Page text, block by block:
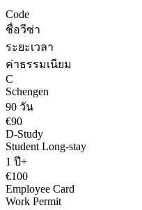
Code
ชื่อวีซ่า
ระยะเวลา
ค่าธรรมเนียม
C
Schengen
90 วัน
€90
D-Study
Student Long-stay
1 ปี+
€100
Employee Card
Work Permit